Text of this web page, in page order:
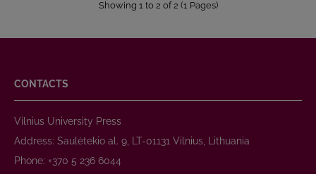
Showing 1 to 2 of 2 (1 Pages)
CONTACTS
Vilnius University Press
Address: Saulėtekio al. 9, LT-01131 Vilnius, Lithuania
Phone: +370 5 236 6044